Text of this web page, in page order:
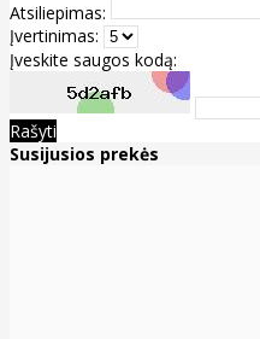
Atsiliepimas:
Įvertinimas:
Įveskite saugos kodą:
Rašyti
Susijusios prekės